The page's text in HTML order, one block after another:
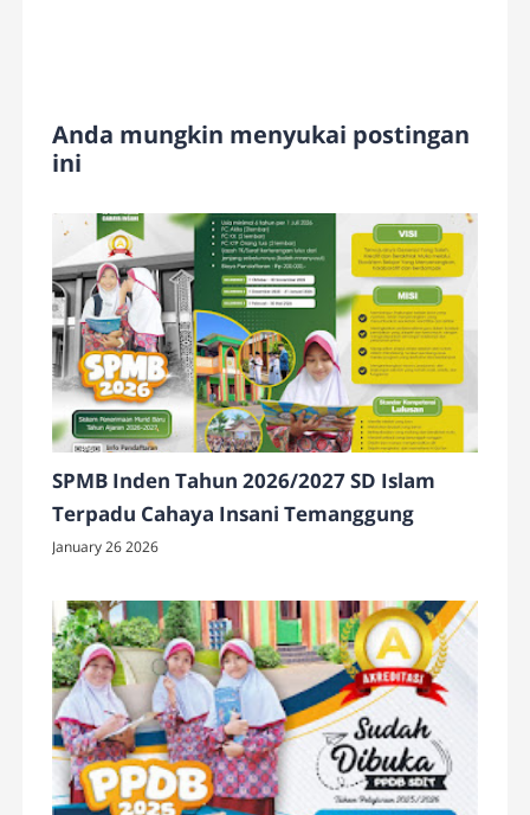
Anda mungkin menyukai postingan
ini
SPMB Inden Tahun 2026/2027 SD Islam
Terpadu Cahaya Insani Temanggung
January 26 2026